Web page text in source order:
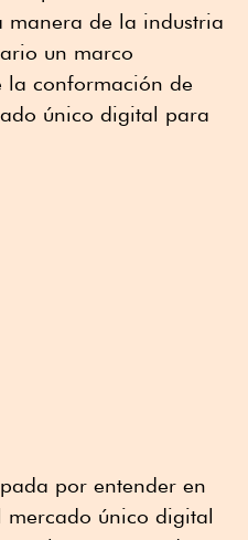
manera de la industria
un marco
la conformación de
único digital para
por entender en
mercado único digital